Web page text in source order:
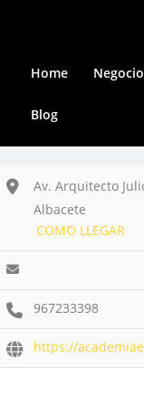
Home
Blog
Av. Arquitecto
Albacete
COMO LLEGAR
967233398
https://